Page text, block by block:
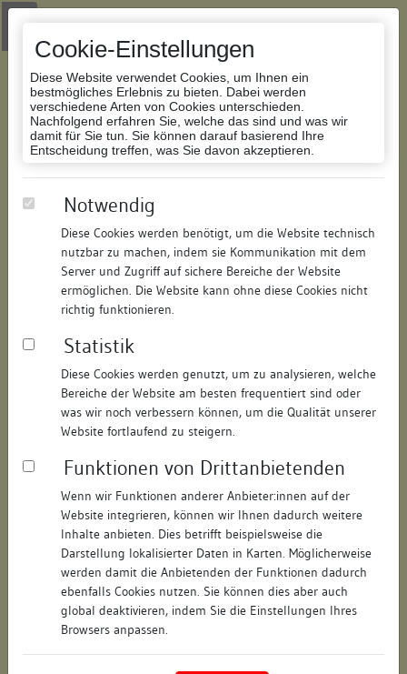
Cookie-Einstellungen
Diese Website verwendet Cookies, um Ihnen ein
bestmögliches Erlebnis zu bieten. Dabei werden
verschiedene Arten von Cookies unterschieden.
Nachfolgend erfahren Sie, welche das sind und was wir
damit für Sie tun. Sie können darauf basierend Ihre
Entscheidung treffen, was Sie davon akzeptieren.
Notwendig
Diese Cookies werden benötigt, um die Website technisch
nutzbar zu machen, indem sie Kommunikation mit dem
Server und Zugriff auf sichere Bereiche der Website
ermöglichen. Die Website kann ohne diese Cookies nicht
richtig funktionieren.
Statistik
Diese Cookies werden genutzt, um zu analysieren, welche
Bereiche der Website am besten frequentiert sind oder
was wir noch verbessern können, um die Qualität unserer
Website fortlaufend zu steigern.
Funktionen von Drittanbietenden
Wenn wir Funktionen anderer Anbieter:innen auf der
Website integrieren, können wir Ihnen dadurch weitere
Inhalte anbieten. Dies betrifft beispielsweise die
Darstellung lokalisierter Daten in Karten. Möglicherweise
werden damit die Anbietenden der Funktionen dadurch
ebenfalls Cookies nutzen. Sie können dies aber auch
global deaktivieren, indem Sie die Einstellungen Ihres
Browsers anpassen.
Zur Navigation springen
Zum Inhalt der Website springen
Datenbank Bauforschung/Restaurierung
188123984819/Datum:04.05.2016
Datenbestand:
Bauforschung und Restaurierung
Als PDF herunterladen:
Objektdaten
Straße: Bügelestorstraße
Hausnummer: 17
Postleitzahl: 74354
Stadt-Teilort: Besigheim
Regierungsbezirk: Stuttgart
Ludwigsburg (Landkreis)
Wohnplatzschlüssel: 8118007001
Flurstücknummer: keine